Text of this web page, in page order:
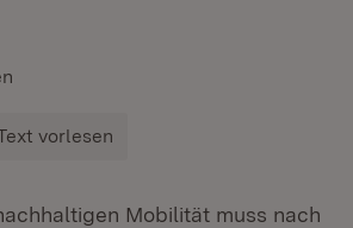
vorlesen
Mobilität muss nach